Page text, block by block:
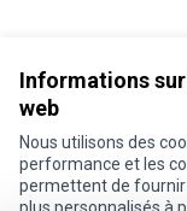
Informations
web
Nous utilisons des
performance et les
permettent de
Conditions
Paramètres des
Je participe ! sur X
Je participe ! sur
Je